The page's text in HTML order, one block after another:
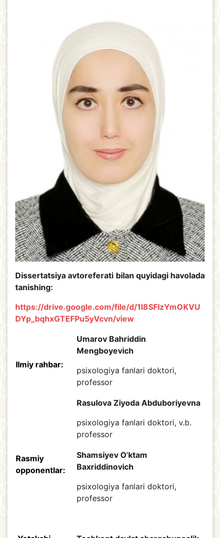
Dissertatsiya avtoreferati bilan quyidagi havolada
tanishing:
https://drive.google.com/file/d/1l8SFIzYmOKVU
DYp_bqhxGTEFPu5yVcvn/view
Ilmiy rahbar:
Umarov Bahriddin
Mengboyevich
psixologiya fanlari doktori,
professor
Rasmiy
opponentlar:
Rasulova Ziyoda Abduboriyevna
psixologiya fanlari doktori, v.b.
professor
Shamsiyev O‘ktam
Baxriddinovich
psixologiya fanlari doktori,
professor